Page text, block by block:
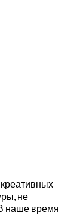
не
наше время